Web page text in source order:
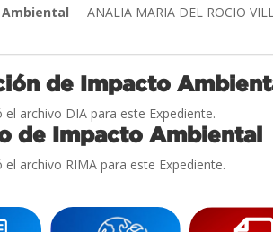
ANALIA MARIA DEL ROCIO
de Impacto
archivo DIA para este Expediente.
de Impacto Ambiental
archivo RIMA para este Expediente.